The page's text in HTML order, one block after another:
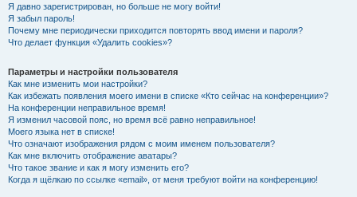
Я давно зарегистрирован, но больше не могу войти!
Я забыл пароль!
Почему мне периодически приходится повторять ввод имени и пароля?
Что делает функция «Удалить cookies»?
Параметры и настройки пользователя
Как мне изменить мои настройки?
Как избежать появления моего имени в списке «Кто сейчас на конференции»?
На конференции неправильное время!
Я изменил часовой пояс, но время всё равно неправильное!
Моего языка нет в списке!
Что означают изображения рядом с моим именем пользователя?
Как мне включить отображение аватары?
Что такое звание и как я могу изменить его?
Когда я щёлкаю по ссылке «email», от меня требуют войти на конференцию!